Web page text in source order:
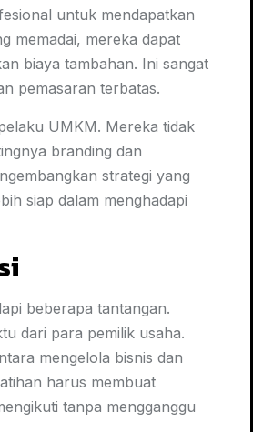
untuk mendapatkan
memadai, mereka dapat
biaya tambahan. Ini sangat
pemasaran terbatas.
UMKM. Mereka tidak
branding dan
strategi yang
siap dalam menghadapi
beberapa tantangan.
dari para pemilik usaha.
mengelola bisnis dan
harus membuat
tanpa mengganggu